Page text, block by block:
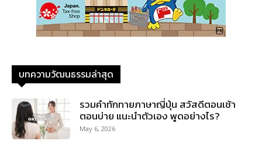
บทความวัฒนธรรมล่าสุด
รวมคําทักทายภาษาญี่ปุ่น สวัสดีตอนเช้า
ตอนบ่าย แนะนำตัวเอง พูดอย่างไร?
May 6, 2026